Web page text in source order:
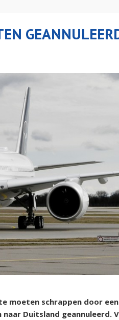
moeten schrappen door
Duitsland geannuleerd.